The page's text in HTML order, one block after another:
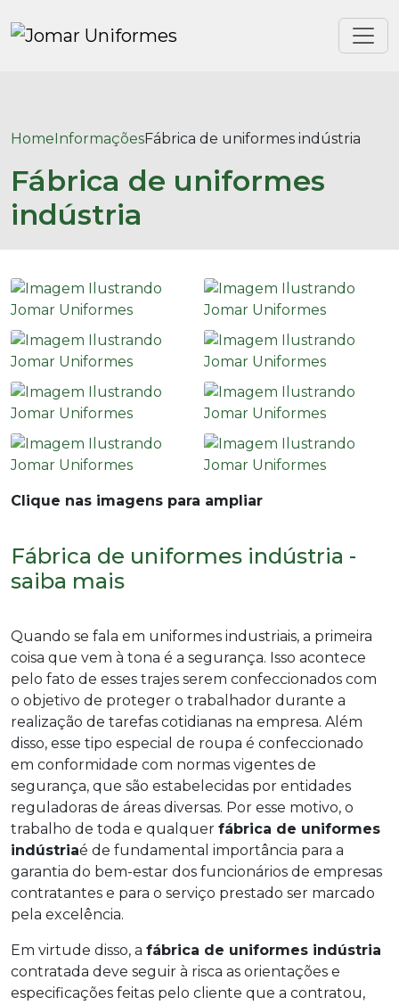
HomeInformaçõesFábrica de uniformes indústria
Fábrica de uniformes
indústria
Clique nas imagens para ampliar
Fábrica de uniformes indústria -
saiba mais
Quando se fala em uniformes industriais, a primeira
coisa que vem à tona é a segurança. Isso acontece
pelo fato de esses trajes serem confeccionados com
o objetivo de proteger o trabalhador durante a
realização de tarefas cotidianas na empresa. Além
disso, esse tipo especial de roupa é confeccionado
em conformidade com normas vigentes de
segurança, que são estabelecidas por entidades
reguladoras de áreas diversas. Por esse motivo, o
trabalho de toda e qualquer fábrica de uniformes
indústriaé de fundamental importância para a
garantia do bem-estar dos funcionários de empresas
contratantes e para o serviço prestado ser marcado
pela excelência.
Em virtude disso, a fábrica de uniformes indústria
contratada deve seguir à risca as orientações e
especificações feitas pelo cliente que a contratou,